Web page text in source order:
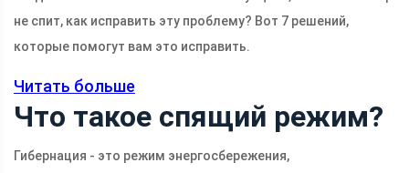
не спит, как исправить эту проблему? Вот 7 решений,
которые помогут вам это исправить.
Читать больше
Что такое спящий режим?
Гибернация - это режим энергосбережения,